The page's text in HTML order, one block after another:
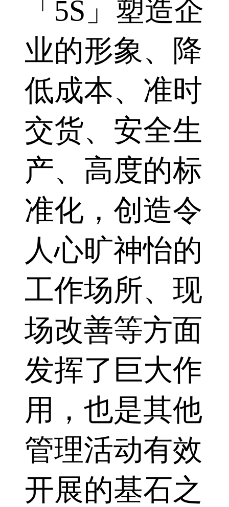
「5S」塑造企
业的形象、降
低成本、准时
交货、安全生
产、高度的标
准化，创造令
人心旷神怡的
工作场所、现
场改善等方面
发挥了巨大作
用，也是其他
管理活动有效
开展的基石之